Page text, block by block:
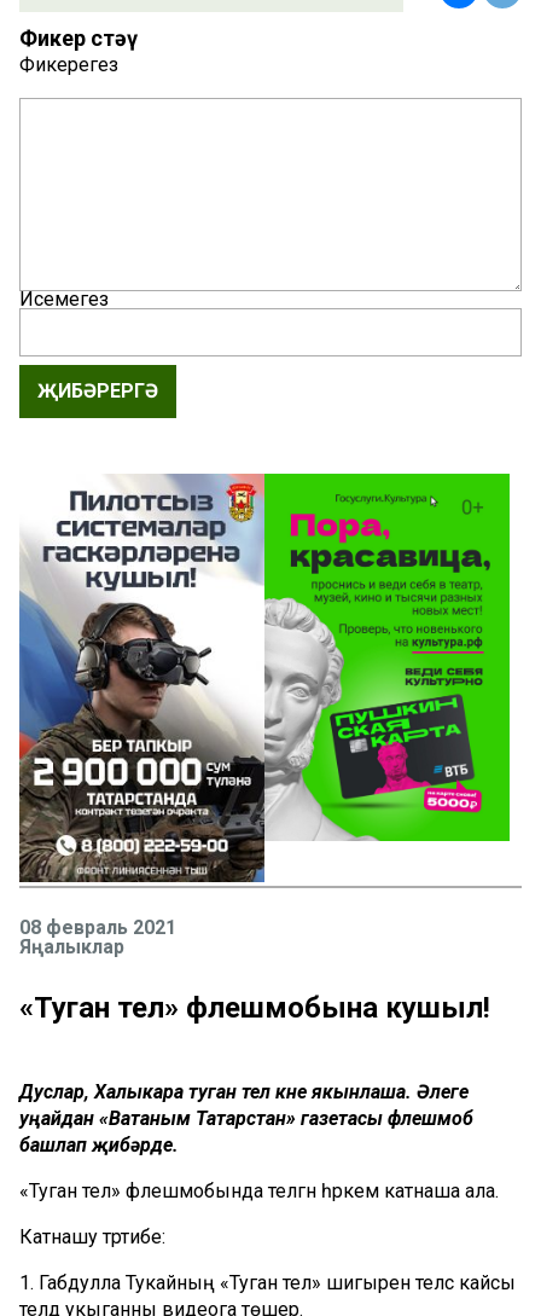
Фикер өстәү
Фикерегез
Исемегез
ҖИБӘРЕРГӘ
08 февраль 2021
Яңалыклар
«Туган тел» флешмобына кушыл!
Дуслар, Халыкара туган тел көне якынлаша. Әлеге
уңайдан «Ватаным Татарстан» газетасы флешмоб
башлап җибәрде.
«Туган тел» флешмобында теләгән һәркем катнаша ала.
Катнашу тәртибе:
1. Габдулла Тукайның «Туган тел» шигырен теләсә кайсы
телдә укыганны видеога төшер.